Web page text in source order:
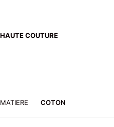
HAUTE COUTURE
MATIERE COTON